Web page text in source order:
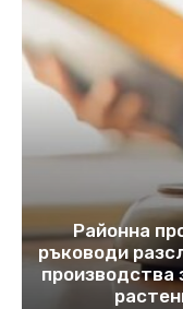
Районна
ръководи
производства